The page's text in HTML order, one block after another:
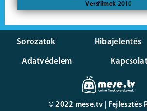
Versfilmek 2010
Sorozatok Hibajelentés
Adatvédelem Kapcsolat
© 2022 mese.tv | Fejlesztés